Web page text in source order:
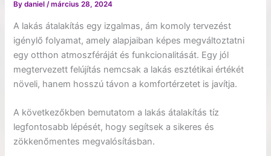
Bydaniel/március 28, 2024
A lakás átalakítás egy izgalmas, ám komoly tervezést
igénylő folyamat, amely alapjaiban képes megváltoztatni
egy otthon atmoszféráját és funkcionalitását. Egy jól
megtervezett felújítás nemcsak a lakás esztétikai értékét
növeli, hanem hosszú távon a komfortérzetet is javítja.
A következőkben bemutatom a lakás átalakítás tíz
legfontosabb lépését, hogy segítsek a sikeres és
zökkenőmentes megvalósításban.